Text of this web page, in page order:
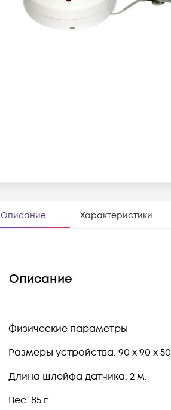
Описание Характеристики
Описание
Физические параметры
Размеры устройства: 90 x 90 x 50
Длина шлейфа датчика: 2 м.
Вес: 85 г.